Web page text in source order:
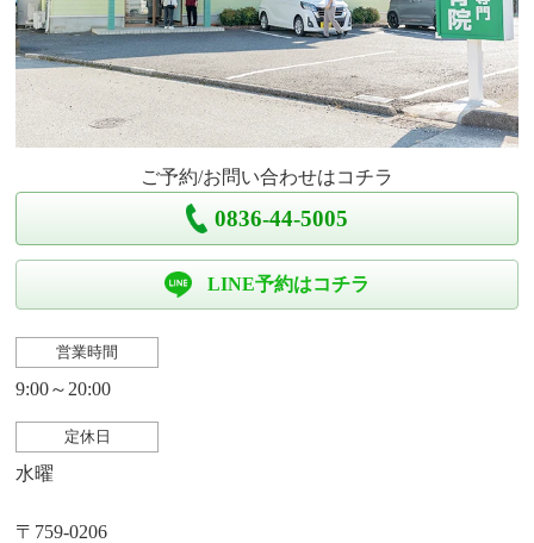
ご予約/お問い合わせはコチラ
0836-44-5005
LINE予約はコチラ
営業時間
9:00～20:00
定休日
水曜
〒759-0206